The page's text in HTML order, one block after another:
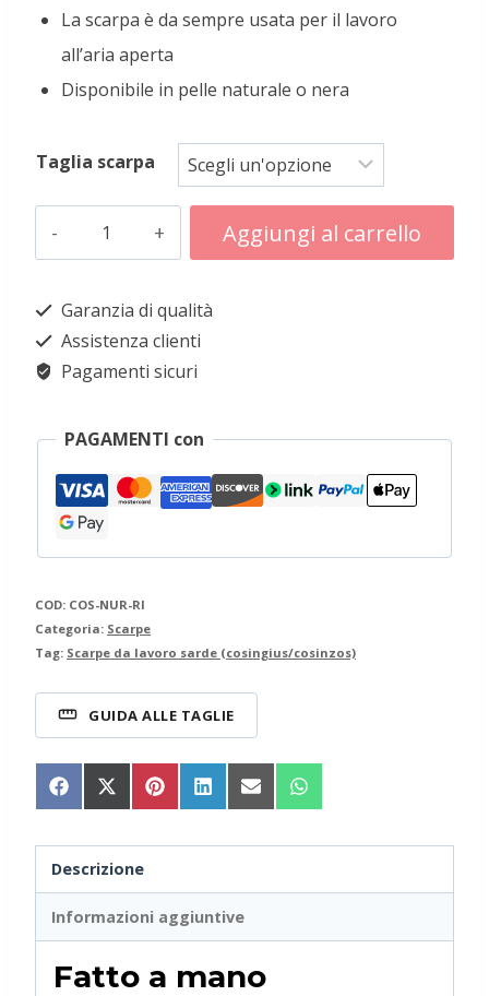
La scarpa è da sempre usata per il lavoro
all’aria aperta
Disponibile in pelle naturale o nera
Taglia scarpa
Cosingius
modello
rigata
Aggiungi al carrello
Garanzia di qualità
Assistenza clienti
Pagamenti sicuri
PAGAMENTI con
COD: COS-NUR-RI
Categoria: Scarpe
Tag: Scarpe da lavoro sarde (cosingius/cosinzos)
GUIDA ALLE TAGLIE
Share
on
Share
on
(Twitter)
Share
on
Share
on
Share
on
Share
on
Descrizione
Informazioni aggiuntive
Fatto a mano